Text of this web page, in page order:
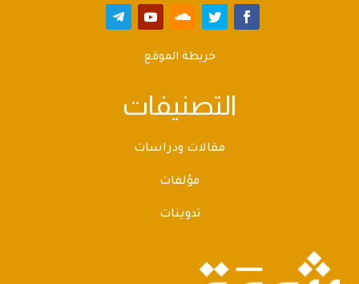
خريطة الموقع
التصنيفات
مقالات ودراسات
مؤلفات
تدوينات